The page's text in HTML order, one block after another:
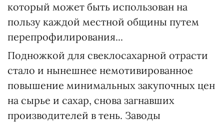
который может быть использован на
пользу каждой местной общины путем
перепрофилирования...
Подножкой для свеклосахарной отрасти
стало и нынешнее немотивированное
повышение минимальных закупочных цен
на сырье и сахар, снова загнавших
производителей в тень. Заводы